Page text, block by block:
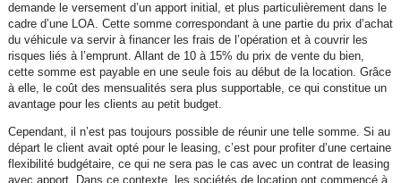
demande le versement d’un apport initial, et plus particulièrement dans le
cadre d’une LOA. Cette somme correspondant à une partie du prix d’achat
du véhicule va servir à financer les frais de l’opération et à couvrir les
risques liés à l’emprunt. Allant de 10 à 15% du prix de vente du bien,
cette somme est payable en une seule fois au début de la location. Grâce
à elle, le coût des mensualités sera plus supportable, ce qui constitue un
avantage pour les clients au petit budget.
Cependant, il n’est pas toujours possible de réunir une telle somme. Si au
départ le client avait opté pour le leasing, c’est pour profiter d’une certaine
flexibilité budgétaire, ce qui ne sera pas le cas avec un contrat de leasing
avec apport. Dans ce contexte, les sociétés de location ont commencé à